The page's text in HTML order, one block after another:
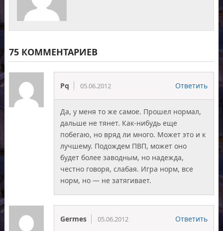
75 КОММЕНТАРИЕВ
Pq 05.06.2012 Ответить
Да, у меня то же самое. Прошел нормал,
дальше не тянет. Как-нибудь еще
побегаю, но вряд ли много. Может это и к
лучшему. Подождем ПВП, может оно
будет более заводным, но надежда,
честно говоря, слабая. Игра норм, все
норм, но — не затягивает.
Germes 05.06.2012 Ответить